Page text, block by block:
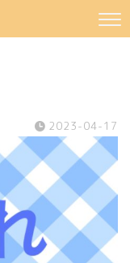
2023-04-17